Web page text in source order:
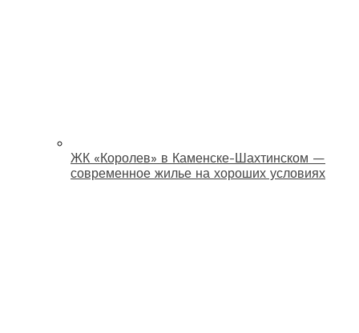
ЖК «Королев» в Каменске-Шахтинском —
современное жилье на хороших условиях